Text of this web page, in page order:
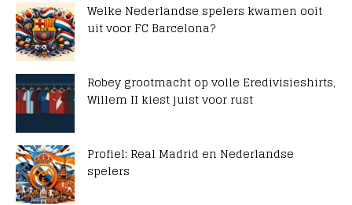
Welke Nederlandse spelers kwamen ooit
uit voor FC Barcelona?
Robey grootmacht op volle Eredivisieshirts,
Willem II kiest juist voor rust
Profiel: Real Madrid en Nederlandse
spelers